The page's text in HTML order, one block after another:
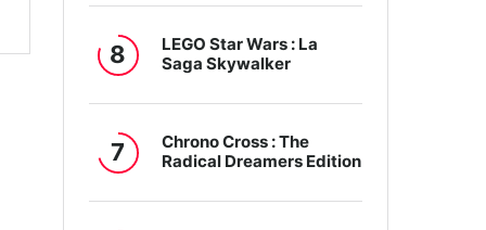
8
LEGO Star Wars : La
Saga Skywalker
7
Chrono Cross : The
Radical Dreamers Edition